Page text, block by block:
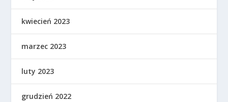
kwiecień 2023
marzec 2023
luty 2023
grudzień 2022